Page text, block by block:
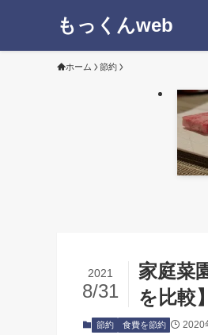
もっくんweb
ホーム 節約
家庭菜
を比較】
2021
8/31
節約 食費を節約 2020